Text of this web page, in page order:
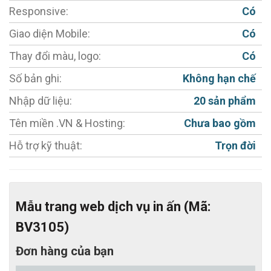
- Chèn Video, hình ảnh vào web công ty trong từng
sản phẩm chỉ bằng 1 thao tác đơn giản.
- Tính năng Zoom, lật ảnh.
- MIỄN PHÍ Tích hợp công cụ chat trực tuyến
Facebook / Zalo.
- Hỗ trợ đổi màu chủ đạo miễn phí
- Hỗ trợ tối đa cho việc chăm sóc khách hàng.
- Thiết kế web chuẩn SEO, đầy đủ các công cụ hỗ trợ
+ URL Thân thiện
+ Thẻ meta chung cho website
+ Thẻ meta cho từng dịch vụ, tin tức
+ Thẻ tags cho từng dịch vụ, tin tức
Responsive:
Có
Giao diện Mobile:
Có
Thay đổi màu, logo:
Có
Số bản ghi:
Không hạn chế
Nhập dữ liệu:
20 sản phẩm
Tên miền .VN & Hosting:
Chưa bao gồm
Hỗ trợ kỹ thuật:
Trọn đời
Mẫu trang web dịch vụ in ấn (Mã:
BV3105)
Đơn hàng của bạn